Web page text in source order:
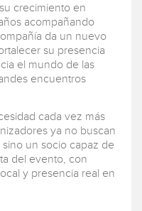
crecimiento en
acompañando
da un nuevo
su presencia
el mundo de las
encuentros
cada vez más
ya no buscan
un socio capaz de
del evento, con
y presencia real en